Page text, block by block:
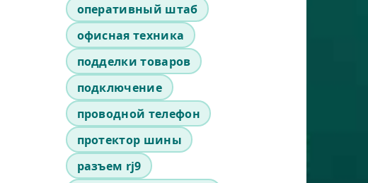
оперативный штаб
офисная техника
подделки товаров
подключение
проводной телефон
протектор шины
разъем rj9